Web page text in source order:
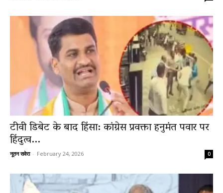
टीवी डिबेट के बाद हिंसा: कांग्रेस प्रवक्ता हनुमंत पवार पर
हिंदुत्व...
नूतन सवेरा - February 24, 2026 0